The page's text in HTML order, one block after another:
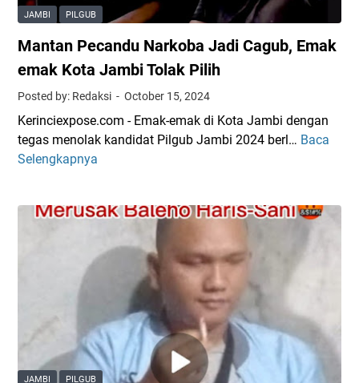
JAMBI PILGUB
Mantan Pecandu Narkoba Jadi Cagub, Emak
emak Kota Jambi Tolak Pilih
Posted by: Redaksi October 15, 2024
Kerinciexpose.com - Emak-emak di Kota Jambi dengan
tegas menolak kandidat Pilgub Jambi 2024 berl… Baca
Selengkapnya
M
a
P
n
d
u
JAMBI PILGUB